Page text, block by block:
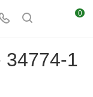
0
34774-1